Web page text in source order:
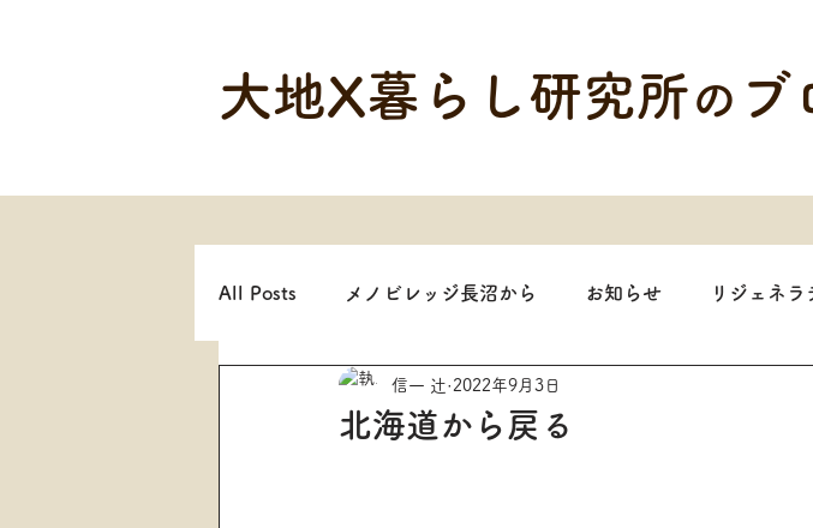
大地X暮らし研究所の ブ
All Posts メノビレッジ長沼から お知らせ リジェネラ
北海道から戻る
信一 辻 2022年9月3日